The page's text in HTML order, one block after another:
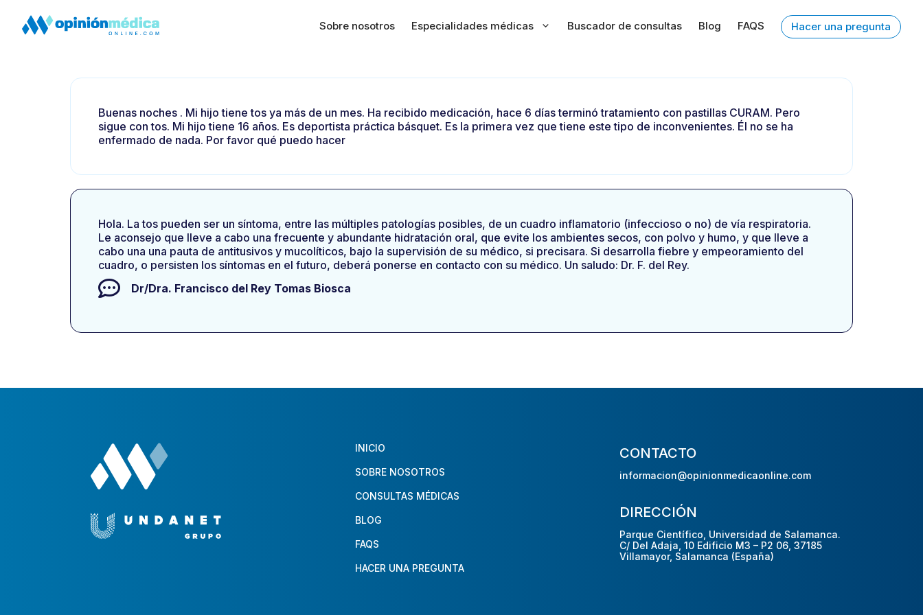
Sobre nosotros Especialidades médicas Buscador de consultas Blog FAQS Hacer una pregunta
Buenas noches . Mi hijo tiene tos ya más de un mes. Ha recibido medicación, hace 6 días terminó tratamiento con pastillas CURAM. Pero
sigue con tos. Mi hijo tiene 16 años. Es deportista práctica básquet. Es la primera vez que tiene este tipo de inconvenientes. Él no se ha
enfermado de nada. Por favor qué puedo hacer
Hola. La tos pueden ser un síntoma, entre las múltiples patologías posibles, de un cuadro inflamatorio (infeccioso o no) de vía respiratoria.
Le aconsejo que lleve a cabo una frecuente y abundante hidratación oral, que evite los ambientes secos, con polvo y humo, y que lleve a
cabo una una pauta de antitusivos y mucolíticos, bajo la supervisión de su médico, si precisara. Si desarrolla fiebre y empeoramiento del
cuadro, o persisten los síntomas en el futuro, deberá ponerse en contacto con su médico. Un saludo: Dr. F. del Rey.
Dr/Dra. Francisco del Rey Tomas Biosca
INICIO
SOBRE NOSOTROS
CONSULTAS MÉDICAS
BLOG
FAQS
HACER UNA PREGUNTA
CONTACTO
informacion@opinionmedicaonline.com
DIRECCIÓN
Parque Científico, Universidad de Salamanca.
C/ Del Adaja, 10 Edificio M3 – P2 06, 37185
Villamayor, Salamanca (España)